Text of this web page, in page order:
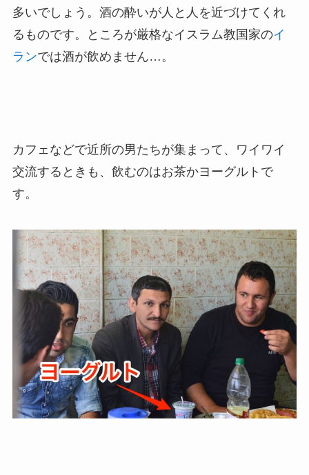
多いでしょう。酒の酔いが人と人を近づけてくれ
るものです。ところが厳格なイスラム教国家のイ
ランでは酒が飲めません…。
カフェなどで近所の男たちが集まって、ワイワイ
交流するときも、飲むのはお茶かヨーグルトで
す。